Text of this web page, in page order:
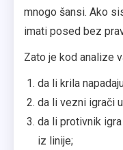
mnogo šansi. Ako
imati posed bez
Zato je kod analize
da li krila
da li vezni igrači
da li protivnik
iz linije;